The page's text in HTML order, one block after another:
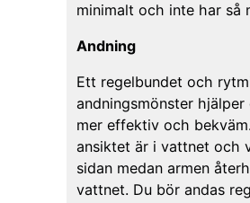
minimalt och inte har så
Andning
Ett regelbundet och
andningsmönster hjälper
mer effektiv och
ansiktet är i vattnet och
sidan medan armen
vattnet. Du bör andas